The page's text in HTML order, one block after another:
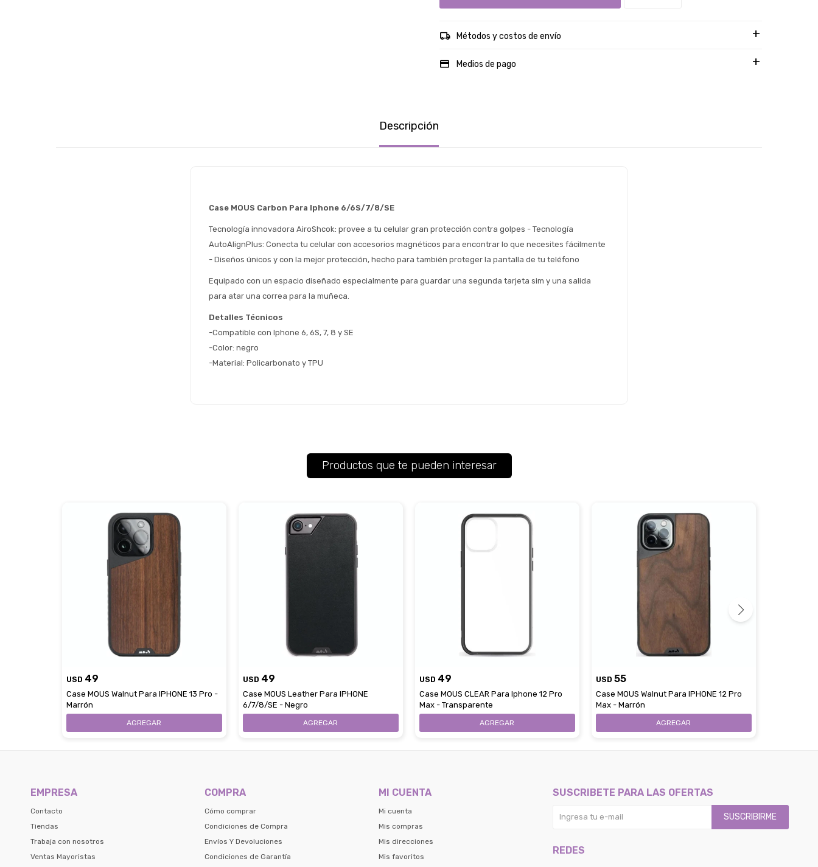
Métodos y costos de envío
Medios de pago
Descripción
Case MOUS Carbon Para Iphone 6/6S/7/8/SE
Tecnología innovadora AiroShcok: provee a tu celular gran protección contra golpes - Tecnología
AutoAlignPlus: Conecta tu celular con accesorios magnéticos para encontrar lo que necesites fácilmente
- Diseños únicos y con la mejor protección, hecho para también proteger la pantalla de tu teléfono
Equipado con un espacio diseñado especialmente para guardar una segunda tarjeta sim y una salida
para atar una correa para la muñeca.
Detalles Técnicos
-Compatible con Iphone 6, 6S, 7, 8 y SE
-Color: negro
-Material: Policarbonato y TPU
Productos que te pueden interesar
USD 49
Case MOUS Walnut Para IPHONE 13 Pro -
Marrón
USD 49
Case MOUS Leather Para IPHONE
6/7/8/SE - Negro
USD 49
Case MOUS CLEAR Para Iphone 12 Pro
Max - Transparente
USD 55
Case MOUS Walnut Para IPHONE 12 Pro
Max - Marrón
EMPRESA
Contacto
Tiendas
Trabaja con nosotros
Ventas Mayoristas
COMPRA
Cómo comprar
Condiciones de Compra
Envíos Y Devoluciones
Condiciones de Garantía
MI CUENTA
Mi cuenta
Mis compras
Mis direcciones
Mis favoritos
SUSCRIBETE PARA LAS OFERTAS
SUSCRIBIRME
REDES
Comprá ahora y Pagá
Después, hasta en 12
cuotas y sin tocar tu
tarjeta de crédito
Celular
Fecha de nacimiento
Estás calificado para comprar usando Pago
¡Tenés hasta
para comprar en las cuotas
que prefieras!
Elegí tus productos preferidos
Ups!
Parece que no tenes oferta, lamentamos
el inconveniente, por cualquier duda
contactanos en
preguntas@pagodespues.com.uy
¡Algo salió mal!
Por favor intenta nuevamente mas tarde.